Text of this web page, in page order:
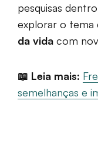
pesquisas
explorar o tema
da vida com
📖 Leia mais:
semelhanças e